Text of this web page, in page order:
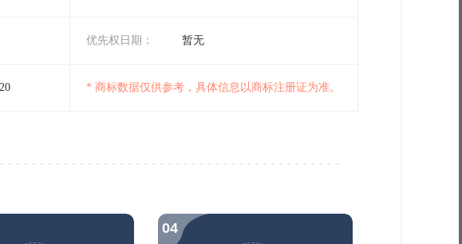
优先权日期： 暂无
* 商标数据仅供参考，具体信息以商标注册证为准。